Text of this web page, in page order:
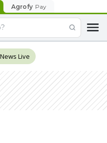
Agrofy Pay
Live